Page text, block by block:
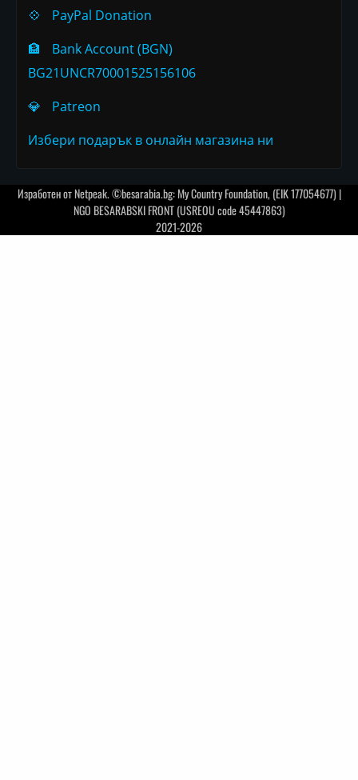
💠
PayPal Donation
🏦
Bank Account (BGN)
BG21UNCR70001525156106
💎
Patreon
Избери подарък в онлайн магазина ни
Изработен отNetpeak. ©besarabia.bg: My Country Foundation, (EIK 177054677) |
NGO BESARABSKI FRONT (USREOU code 45447863)
2021-2026